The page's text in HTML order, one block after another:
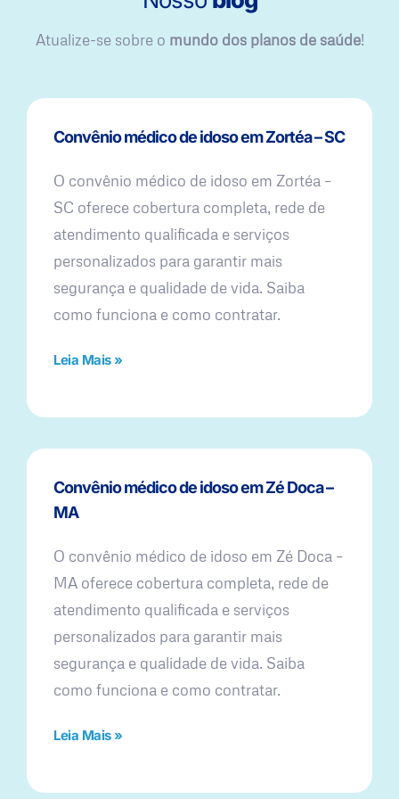
Atualize-se sobre o mundo dos planos de saúde!
Convênio médico de idoso em Zortéa – SC
O convênio médico de idoso em Zortéa –
SC oferece cobertura completa, rede de
atendimento qualificada e serviços
personalizados para garantir mais
segurança e qualidade de vida. Saiba
como funciona e como contratar.
Leia Mais »
Convênio médico de idoso em Zé Doca –
MA
O convênio médico de idoso em Zé Doca –
MA oferece cobertura completa, rede de
atendimento qualificada e serviços
personalizados para garantir mais
segurança e qualidade de vida. Saiba
como funciona e como contratar.
Leia Mais »